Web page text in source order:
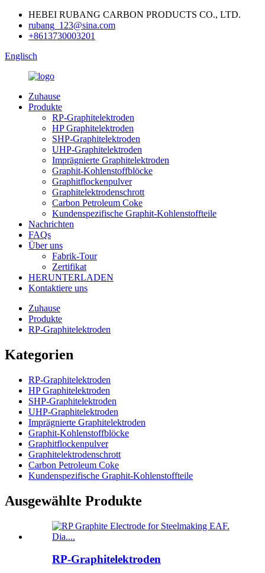
HEBEI RUBANG CARBON PRODUCTS CO., LTD.
rubang_123@sina.com
+8613730003201
Englisch
Zuhause
Produkte
RP-Graphitelektroden
HP Graphitelektroden
SHP-Graphitelektroden
UHP-Graphitelektroden
Imprägnierte Graphitelektroden
Graphit-Kohlenstoffblöcke
Graphitflockenpulver
Graphitelektrodenschrott
Carbon Petroleum Coke
Kundenspezifische Graphit-Kohlenstoffteile
Nachrichten
FAQs
Über uns
Fabrik-Tour
Zertifikat
HERUNTERLADEN
Kontaktiere uns
Zuhause
Produkte
RP-Graphitelektroden
Kategorien
RP-Graphitelektroden
HP Graphitelektroden
SHP-Graphitelektroden
UHP-Graphitelektroden
Imprägnierte Graphitelektroden
Graphit-Kohlenstoffblöcke
Graphitflockenpulver
Graphitelektrodenschrott
Carbon Petroleum Coke
Kundenspezifische Graphit-Kohlenstoffteile
Ausgewählte Produkte
RP-Graphitelektroden